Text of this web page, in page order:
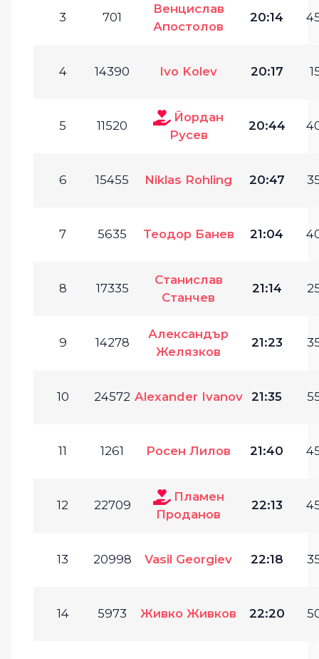
3 701
Венцислав
Апостолов
20:14
4 14390 Ivo Kolev 20:17
5 11520
Йордан
Русев
20:44
6 15455 Niklas Rohling 20:47
7 5635 Теодор Банев 21:04
8 17335
Станислав
Станчев
21:14
9 14278
Александър
Желязков
21:23
10 24572 Alexander Ivanov 21:35
11 1261 Росен Лилов 21:40
12 22709
Пламен
Проданов
22:13
13 20998 Vasil Georgiev 22:18
14 5973 Живко Живков 22:20